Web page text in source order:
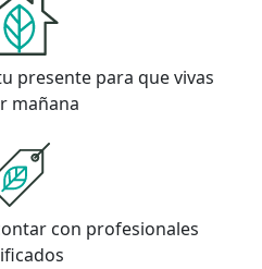
presente para que vivas
mañana
con profesionales